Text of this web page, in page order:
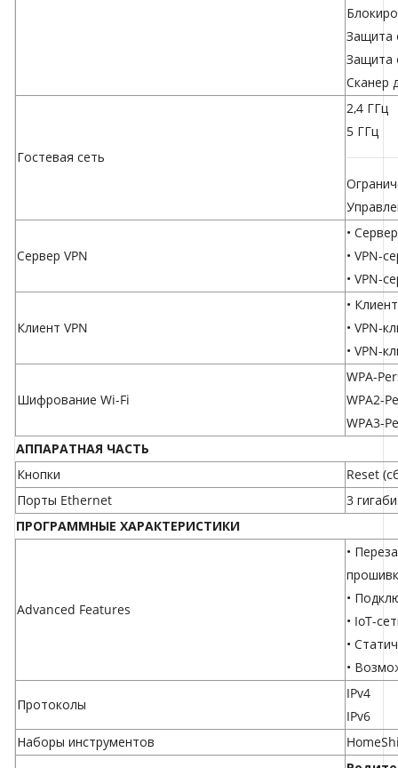
Защита
Защита
Сканер
Гостевая сеть
2,4 ГГц
5 ГГц
Сервер VPN
•
• VPN-
• VPN-
Клиент VPN
•
• VPN-
• VPN-
Шифрование Wi-Fi
WPA-
WPA2-
WPA3-
АППАРАТНАЯ ЧАСТЬ
Кнопки
Reset
Порты Ethernet
3
ПРОГРАММНЫЕ ХАРАКТЕРИСТИКИ
Advanced Features
•
•
• IoT-
•
•
Протоколы
IPv4
IPv6
Наборы инструментов